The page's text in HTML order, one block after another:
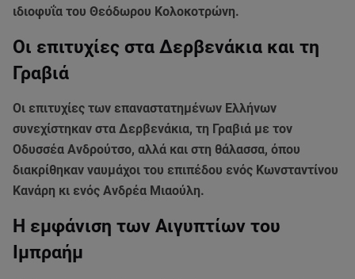
ιδιοφυΐα του Θεόδωρου Κολοκοτρώνη.
Οι επιτυχίες στα Δερβενάκια και τη
Γραβιά
Οι επιτυχίες των επαναστατημένων Ελλήνων
συνεχίστηκαν στα Δερβενάκια, τη Γραβιά με τον
Οδυσσέα Ανδρούτσο, αλλά και στη θάλασσα, όπου
διακρίθηκαν ναυμάχοι του επιπέδου ενός Κωνσταντίνου
Κανάρη κι ενός Ανδρέα Μιαούλη.
Η εμφάνιση των Αιγυπτίων του
Ιμπραήμ